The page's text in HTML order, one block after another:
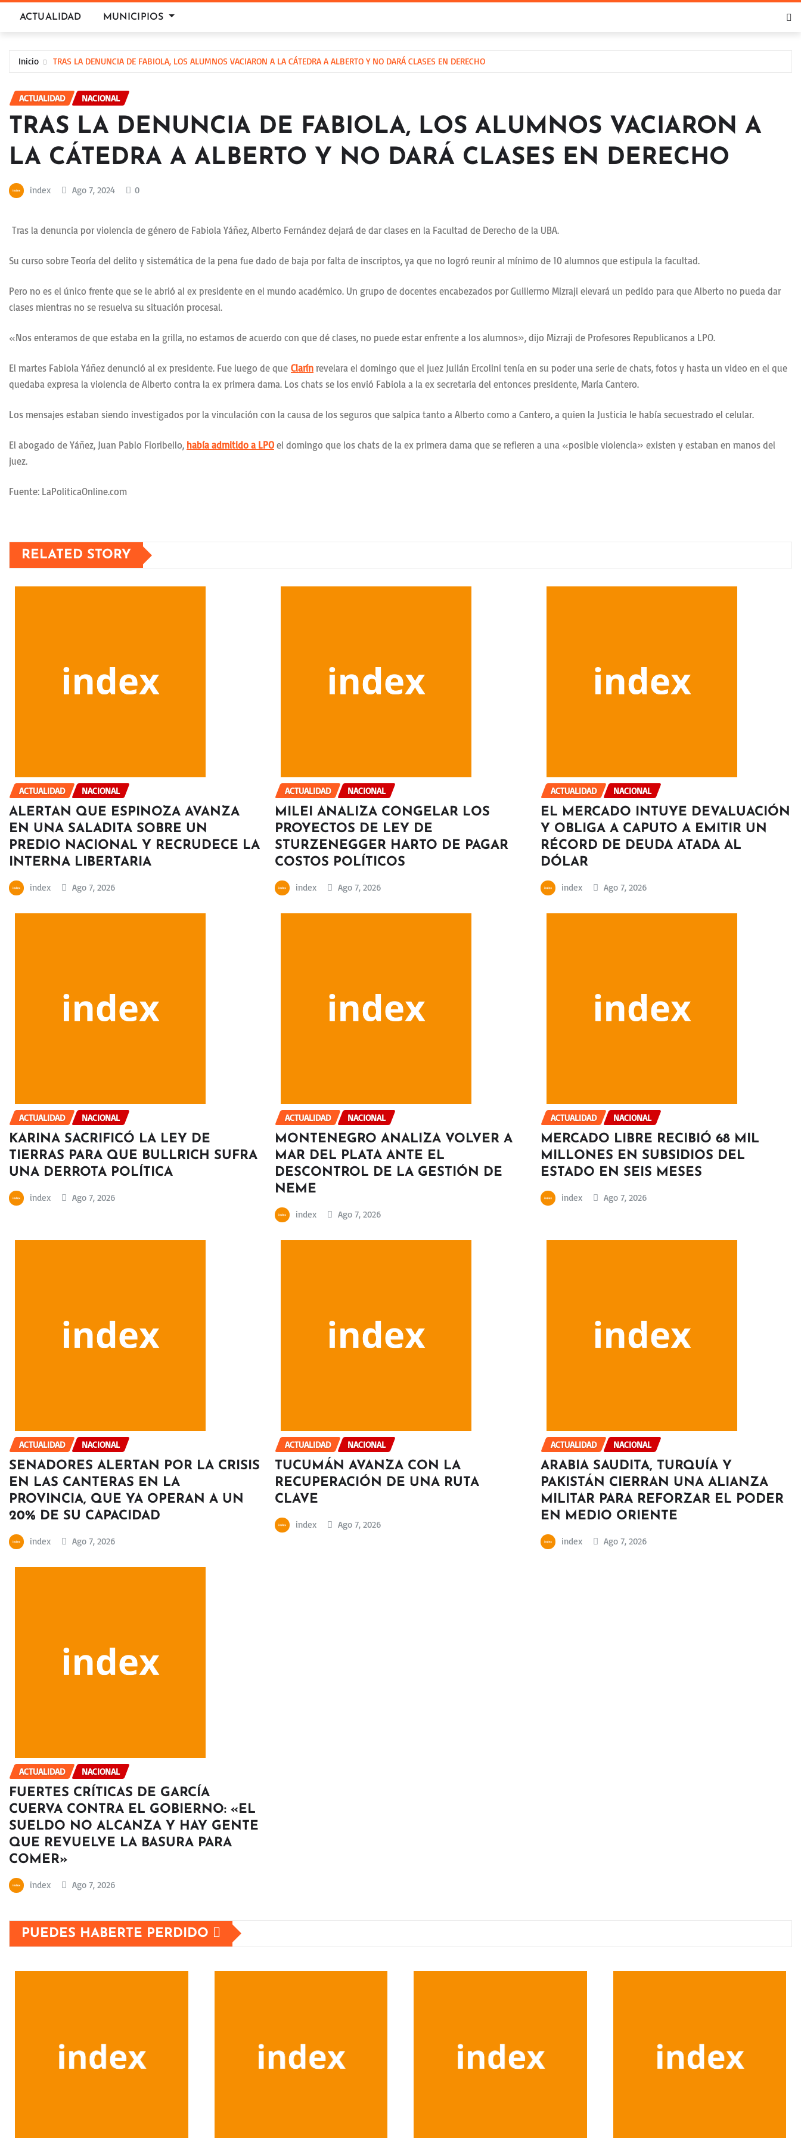
ACTUALIDAD MUNICIPIOS
Inicio TRAS LA DENUNCIA DE FABIOLA, LOS ALUMNOS VACIARON A LA CÁTEDRA A ALBERTO Y NO DARÁ CLASES EN DERECHO
ACTUALIDAD NACIONAL
TRAS LA DENUNCIA DE FABIOLA, LOS ALUMNOS VACIARON A
LA CÁTEDRA A ALBERTO Y NO DARÁ CLASES EN DERECHO
index Ago 7, 2024 0
Tras la denuncia por violencia de género de Fabiola Yáñez, Alberto Fernández dejará de dar clases en la Facultad de Derecho de la UBA.
Su curso sobre Teoría del delito y sistemática de la pena fue dado de baja por falta de inscriptos, ya que no logró reunir al mínimo de 10 alumnos que estipula la facultad.
Pero no es el único frente que se le abrió al ex presidente en el mundo académico. Un grupo de docentes encabezados por Guillermo Mizraji elevará un pedido para que Alberto no pueda dar
clases mientras no se resuelva su situación procesal.
«Nos enteramos de que estaba en la grilla, no estamos de acuerdo con que dé clases, no puede estar enfrente a los alumnos», dijo Mizraji de Profesores Republicanos a LPO.
El martes Fabiola Yáñez denunció al ex presidente. Fue luego de que Clarín revelara el domingo que el juez Julián Ercolini tenía en su poder una serie de chats, fotos y hasta un video en el que
quedaba expresa la violencia de Alberto contra la ex primera dama. Los chats se los envió Fabiola a la ex secretaria del entonces presidente, María Cantero.
Los mensajes estaban siendo investigados por la vinculación con la causa de los seguros que salpica tanto a Alberto como a Cantero, a quien la Justicia le había secuestrado el celular.
El abogado de Yáñez, Juan Pablo Fioribello, había admitido a LPO el domingo que los chats de la ex primera dama que se refieren a una «posible violencia» existen y estaban en manos del
juez.
Fuente: LaPoliticaOnline.com
RELATED STORY
ACTUALIDAD NACIONAL
ALERTAN QUE ESPINOZA AVANZA
EN UNA SALADITA SOBRE UN
PREDIO NACIONAL Y RECRUDECE LA
INTERNA LIBERTARIA
index Ago 7, 2026
ACTUALIDAD NACIONAL
MILEI ANALIZA CONGELAR LOS
PROYECTOS DE LEY DE
STURZENEGGER HARTO DE PAGAR
COSTOS POLÍTICOS
index Ago 7, 2026
ACTUALIDAD NACIONAL
EL MERCADO INTUYE DEVALUACIÓN
Y OBLIGA A CAPUTO A EMITIR UN
RÉCORD DE DEUDA ATADA AL
DÓLAR
index Ago 7, 2026
ACTUALIDAD NACIONAL
KARINA SACRIFICÓ LA LEY DE
TIERRAS PARA QUE BULLRICH SUFRA
UNA DERROTA POLÍTICA
index Ago 7, 2026
ACTUALIDAD NACIONAL
MONTENEGRO ANALIZA VOLVER A
MAR DEL PLATA ANTE EL
DESCONTROL DE LA GESTIÓN DE
NEME
index Ago 7, 2026
ACTUALIDAD NACIONAL
MERCADO LIBRE RECIBIÓ 68 MIL
MILLONES EN SUBSIDIOS DEL
ESTADO EN SEIS MESES
index Ago 7, 2026
ACTUALIDAD NACIONAL
SENADORES ALERTAN POR LA CRISIS
EN LAS CANTERAS EN LA
PROVINCIA, QUE YA OPERAN A UN
20% DE SU CAPACIDAD
index Ago 7, 2026
ACTUALIDAD NACIONAL
TUCUMÁN AVANZA CON LA
RECUPERACIÓN DE UNA RUTA
CLAVE
index Ago 7, 2026
ACTUALIDAD NACIONAL
ARABIA SAUDITA, TURQUÍA Y
PAKISTÁN CIERRAN UNA ALIANZA
MILITAR PARA REFORZAR EL PODER
EN MEDIO ORIENTE
index Ago 7, 2026
ACTUALIDAD NACIONAL
FUERTES CRÍTICAS DE GARCÍA
CUERVA CONTRA EL GOBIERNO: «EL
SUELDO NO ALCANZA Y HAY GENTE
QUE REVUELVE LA BASURA PARA
COMER»
index Ago 7, 2026
PUEDES HABERTE PERDIDO